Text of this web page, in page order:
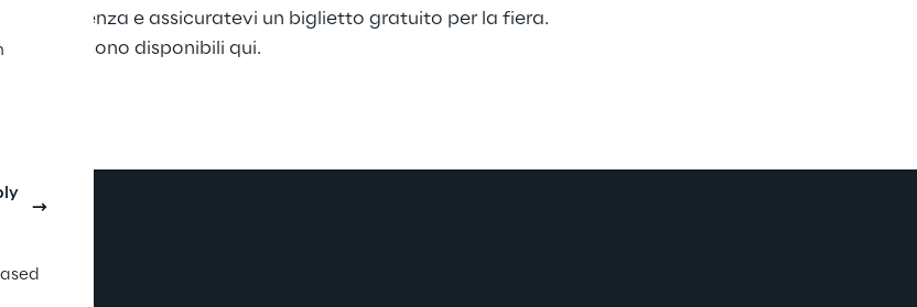
consulenza e assicuratevi un biglietto gratuito per la fiera.
2023 sono disponibiliqui.